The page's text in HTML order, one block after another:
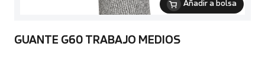
Añadir a bolsa
GUANTE G60 TRABAJO MEDIOS